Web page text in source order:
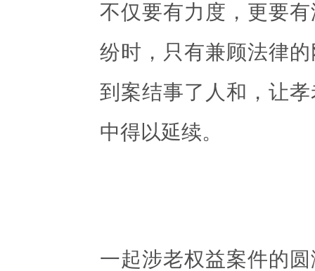
不仅要有力度，更要
纷时，只有兼顾法律
到案结事了人和，让
中得以延续。
一起涉老权益案件的